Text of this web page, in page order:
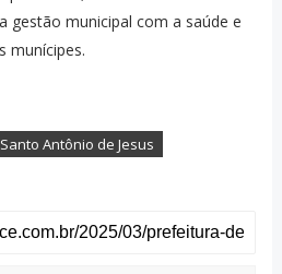
gestão municipal com a saúde e
munícipes.
Antônio de Jesus